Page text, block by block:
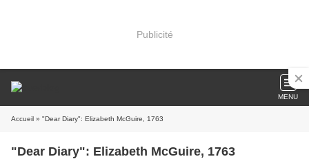
Publicité
MENU
Accueil » "Dear Diary": Elizabeth McGuire, 1763
"Dear Diary": Elizabeth McGuire, 1763